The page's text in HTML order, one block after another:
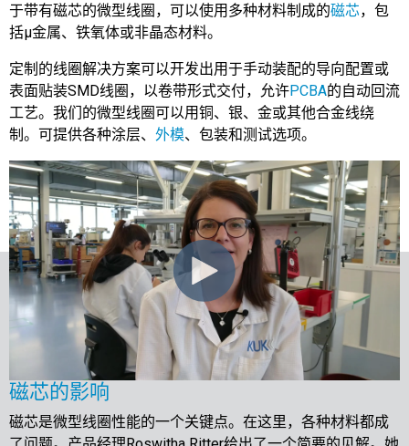
于带有磁芯的微型线圈，可以使用多种材料制成的磁芯，包
括μ金属、铁氧体或非晶态材料。
定制的线圈解决方案可以开发出用于手动装配的导向配置或
表面贴装SMD线圈，以卷带形式交付，允许PCBA的自动回流
工艺。我们的微型线圈可以用铜、银、金或其他合金线绕
制。可提供各种涂层、 外模、包装和测试选项。
磁芯的影响
磁芯是微型线圈性能的一个关键点。在这里，各种材料都成